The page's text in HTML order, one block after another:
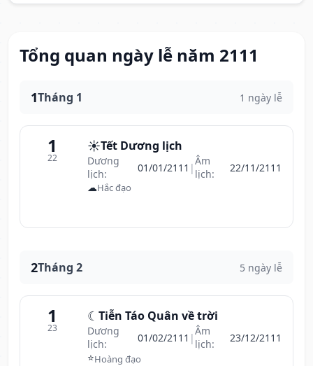
Tổng quan ngày lễ năm 2111
1Tháng 1 1 ngày lễ
1
22
☀️Tết Dương lịch
Dương
lịch:
01/01/2111 |Âm
lịch:
22/11/2111
☁Hắc đạo
2Tháng 2 5 ngày lễ
1
23
☾ Tiễn Táo Quân về trời
Dương
lịch:
01/02/2111 |Âm
lịch:
23/12/2111
⭐Hoàng đạo